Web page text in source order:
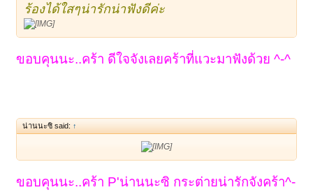
ร้องได้ใสๆน่ารักน่าฟังดีค่ะ
ขอบคุนนะ..คร้า ดีใจจังเลยคร้าที่แวะมาฟังด้วย ^-^
น่านนะซิ said: ↑
ขอบคุนนะ..คร้า P'น่านนะซิ กระต่ายน่ารักจังคร้า^-